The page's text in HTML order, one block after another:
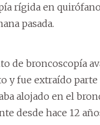
rígida en
pasada.
de broncoscopía
y fue extraído parte
alojado en el
desde hace 12